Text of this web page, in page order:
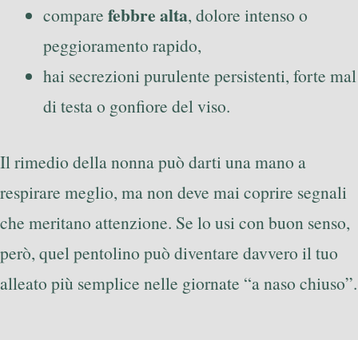
compare febbre alta, dolore intenso o
peggioramento rapido,
hai secrezioni purulente persistenti, forte mal
di testa o gonfiore del viso.
Il rimedio della nonna può darti una mano a
respirare meglio, ma non deve mai coprire segnali
che meritano attenzione. Se lo usi con buon senso,
però, quel pentolino può diventare davvero il tuo
alleato più semplice nelle giornate “a naso chiuso”.